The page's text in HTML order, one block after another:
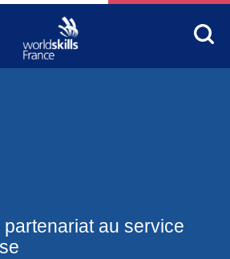
au service